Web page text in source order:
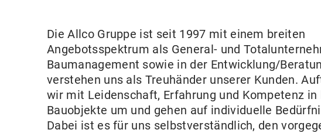
Die Allco Gruppe ist seit 1997 mit einem breiten
Angebotsspektrum als General- und
Baumanagement sowie in der Entwicklung/
verstehen uns als Treuhänder unserer Kunden.
wir mit Leidenschaft, Erfahrung und Kompetenz in
Bauobjekte um und gehen auf individuelle
Dabei ist es für uns selbstverständlich, den